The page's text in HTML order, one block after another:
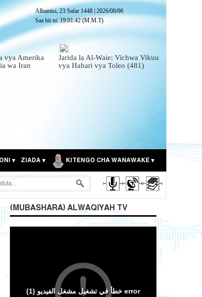
Alhamisi, 23 Safar 1448 2026/08/06
Saa hii ni:19:01:44(M.M.T)
vya Amerika
wa Iran
Jarida la Al-Waie: Vichwa Vikuu
vya Habari vya Toleo (481)
ZIADA KITENGO CHA WANAWAKE
(MUBASHARA) ALWAQIYAH TV